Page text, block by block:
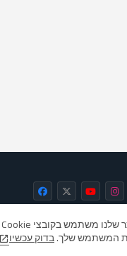
המשתמש שלך.בדוק עכשיו